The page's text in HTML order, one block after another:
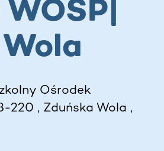
WOŚP|
Ośrodek
220 , Zduńska Wola ,